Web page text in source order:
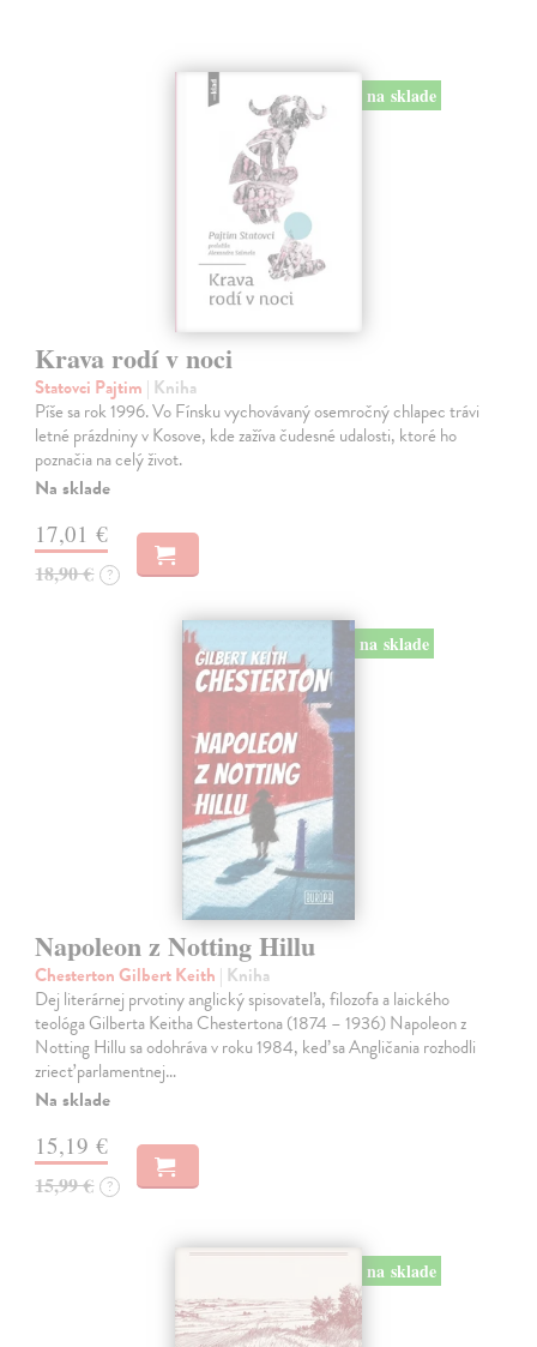
na sklade
Krava rodí v noci
Statovci Pajtim | Kniha
Píše sa rok 1996. Vo Fínsku vychovávaný osemročný chlapec trávi
letné prázdniny v Kosove, kde zažíva čudesné udalosti, ktoré ho
poznačia na celý život.
Na sklade
17,01 €
18,90 € ?
na sklade
Napoleon z Notting Hillu
Chesterton Gilbert Keith | Kniha
Dej literárnej prvotiny anglický spisovateľa, filozofa a laického
teológa Gilberta Keitha Chestertona (1874 – 1936) Napoleon z
Notting Hillu sa odohráva v roku 1984, keď sa Angličania rozhodli
zriecť parlamentnej…
Na sklade
15,19 €
15,99 € ?
na sklade